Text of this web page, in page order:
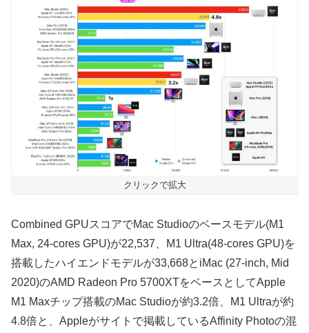
クリックで拡大
Combined GPUスコアでMac Studioのベースモデル(M1
Max, 24-cores GPU)が22,537、M1 Ultra(48-cores GPU)を
搭載したハイエンドモデルが33,668とiMac (27-inch, Mid
2020)のAMD Radeon Pro 5700XTをベースとしてApple
M1 Maxチップ搭載のMac Studioが約3.2倍、M1 Ultraが約
4.8倍と、Appleがサイトで掲載しているAffinity Photoの混